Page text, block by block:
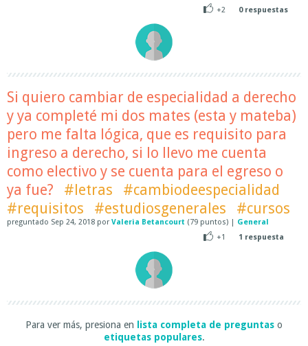
+2
0respuestas
Si quiero cambiar de especialidad a derecho
y ya completé mi dos mates (esta y mateba)
pero me falta lógica, que es requisito para
ingreso a derecho, si lo llevo me cuenta
como electivo y se cuenta para el egreso o
ya fue?
#letras
#cambiodeespecialidad
#requisitos
#estudiosgenerales #cursos
preguntado Sep 24, 2018 por Valeria Betancourt (79 puntos) | General
+1
1 respuesta
Para ver más, presiona en lista completa de preguntas o
etiquetas populares.